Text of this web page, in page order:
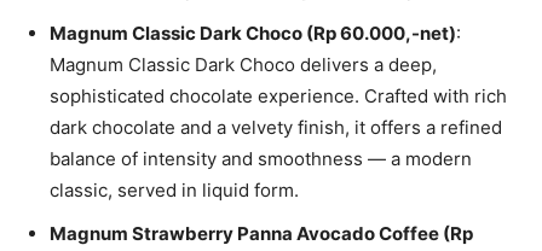
Magnum Classic Dark Choco (Rp 60.000,-net):
Magnum Classic Dark Choco delivers a deep,
sophisticated chocolate experience. Crafted with rich
dark chocolate and a velvety finish, it offers a refined
balance of intensity and smoothness — a modern
classic, served in liquid form.
Magnum Strawberry Panna Avocado Coffee (Rp